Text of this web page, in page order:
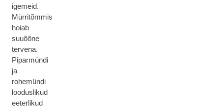
igemeid.
Mürritõmmis
hoiab
suuõõne
tervena.
Piparmündi
ja
rohemündi
looduslikud
eeterlikud